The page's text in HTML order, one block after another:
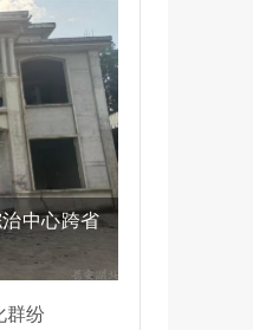
中心跨省
群纷